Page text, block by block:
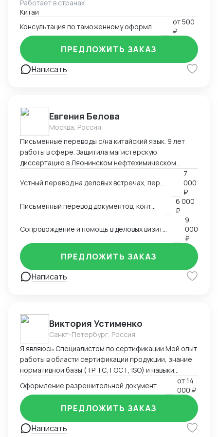
товаров. Многотоварные ДТ.
Работает в странах
Китай
от500
₽
Написать
ПРЕДЛОЖИТЬ ЗАКАЗ
Евгения Белова
Москва, Россия
Письменные переводы с/на китайский язык. 9 лет
работы в сфере. Защитила магистерскую
диссертацию в Ляонинском нефтехимическом
тематик любой сложности.
Устный перевод на деловых встречах, переговорах других мероприятиях
7
000
₽
6 000
₽
Сопровождение и помощь в деловых визитах, переездах и туристических поездках
9
000
₽
Написать
ПРЕДЛОЖИТЬ ЗАКАЗ
Виктория Устименко
Санкт-Петербург, Россия
Я являюсь Специалистом по сертификации Мой опыт
работы в области сертификации продукции, знание
нормативной базы (ТР ТС, ГОСТ, ISO) и навыки
позволяют мне эффективно решать задачи по
подтверждению соответствия продукции
установленным требованиям. Оформляю
техническую документацию и консультирую по
вопросам
от14
000 ₽
Написать
ПРЕДЛОЖИТЬ ЗАКАЗ